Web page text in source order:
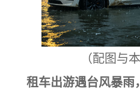
（配图与
租车出游遇台风暴雨